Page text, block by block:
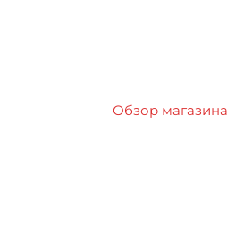
Обзор магазина